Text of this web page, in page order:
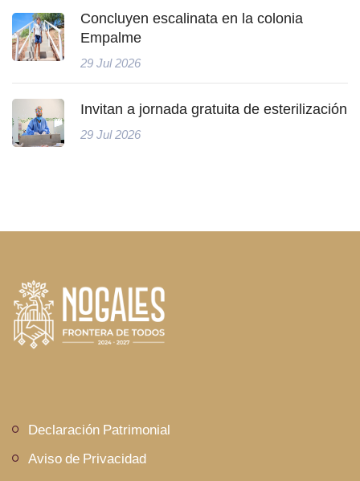
Concluyen escalinata en la colonia
Empalme
29 Jul 2026
Invitan a jornada gratuita de esterilización
29 Jul 2026
Declaración Patrimonial
Aviso de Privacidad